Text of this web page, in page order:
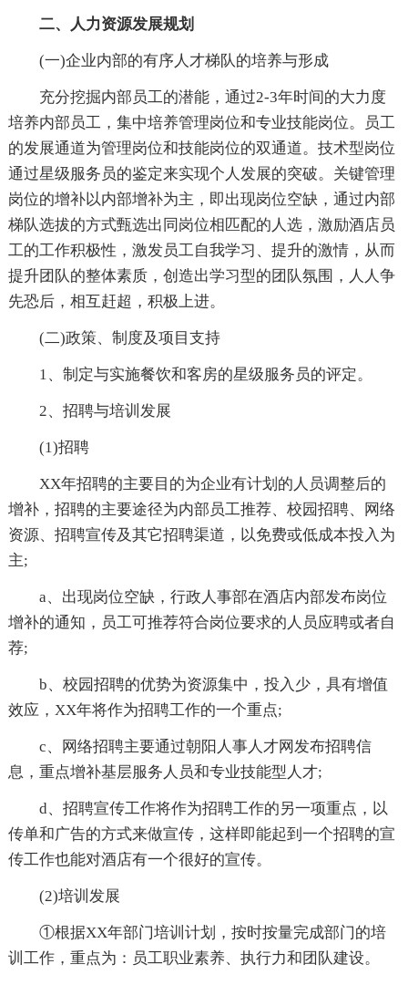
二、人力资源发展规划
(一)企业内部的有序人才梯队的培养与形成
充分挖掘内部员工的潜能，通过2-3年时间的大力度
培养内部员工，集中培养管理岗位和专业技能岗位。员工
的发展通道为管理岗位和技能岗位的双通道。技术型岗位
通过星级服务员的鉴定来实现个人发展的突破。关键管理
岗位的增补以内部增补为主，即出现岗位空缺，通过内部
梯队选拔的方式甄选出同岗位相匹配的人选，激励酒店员
工的工作积极性，激发员工自我学习、提升的激情，从而
提升团队的整体素质，创造出学习型的团队氛围，人人争
先恐后，相互赶超，积极上进。
(二)政策、制度及项目支持
1、制定与实施餐饮和客房的星级服务员的评定。
2、招聘与培训发展
(1)招聘
XX年招聘的主要目的为企业有计划的人员调整后的
增补，招聘的主要途径为内部员工推荐、校园招聘、网络
资源、招聘宣传及其它招聘渠道，以免费或低成本投入为
主;
a、出现岗位空缺，行政人事部在酒店内部发布岗位
增补的通知，员工可推荐符合岗位要求的人员应聘或者自
荐;
b、校园招聘的优势为资源集中，投入少，具有增值
效应，XX年将作为招聘工作的一个重点;
c、网络招聘主要通过朝阳人事人才网发布招聘信
息，重点增补基层服务人员和专业技能型人才;
d、招聘宣传工作将作为招聘工作的另一项重点，以
传单和广告的方式来做宣传，这样即能起到一个招聘的宣
传工作也能对酒店有一个很好的宣传。
(2)培训发展
①根据XX年部门培训计划，按时按量完成部门的培
训工作，重点为：员工职业素养、执行力和团队建设。